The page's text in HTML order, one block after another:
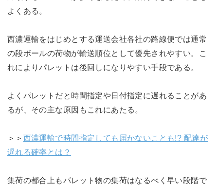
よくある。
西濃運輸をはじめとする運送会社各社の路線便では通常
の段ボールの荷物が輸送順位として優先されやすい。こ
れによりパレットは後回しになりやすい手段である。
よくパレットだと時間指定や日付指定に遅れることがあ
るが、その主な原因もこれにあたる。
＞＞ 西濃運輸で時間指定しても届かないことも!? 配達が
遅れる確率とは？
集荷の都合上もパレット物の集荷はなるべく早い段階で